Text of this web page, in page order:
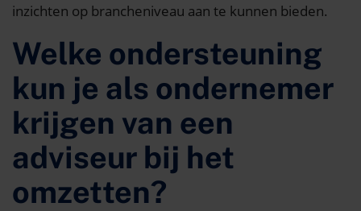
inzichten op brancheniveau aan te kunnen bieden.
Welke ondersteuning
kun je als ondernemer
krijgen van een
adviseur bij het
omzetten?